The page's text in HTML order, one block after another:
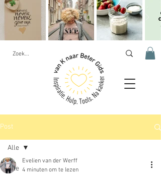
Post
Alle
Alle
Evelien van der Werff
4 minuten om te lezen